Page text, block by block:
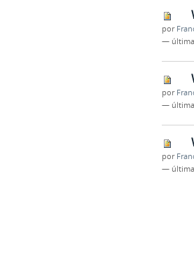
por
—
por
—
por
—